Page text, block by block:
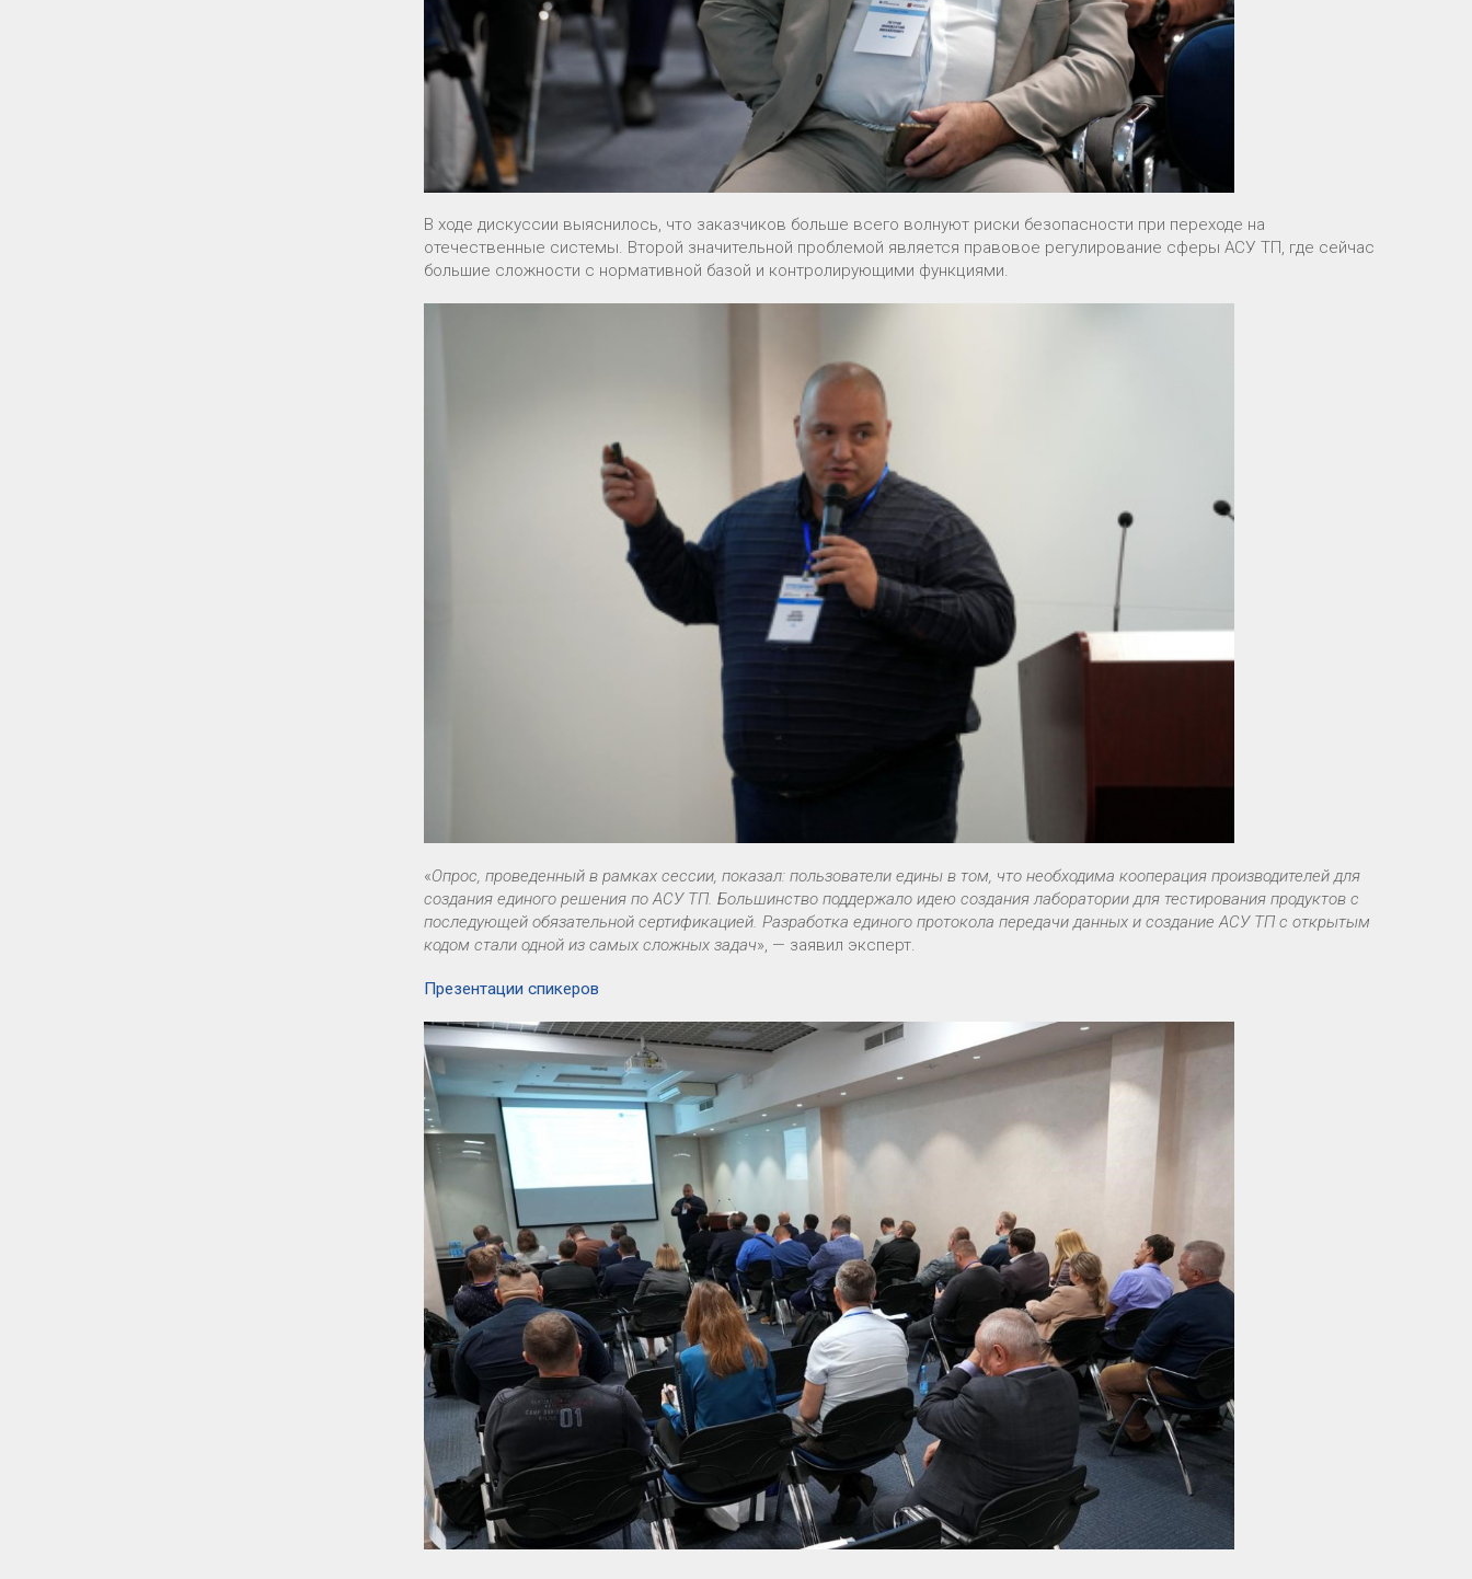
В ходе дискуссии выяснилось, что заказчиков больше всего волнуют риски безопасности при переходе на
отечественные системы. Второй значительной проблемой является правовое регулирование сферы АСУ ТП, где сейчас
большие сложности с нормативной базой и контролирующими функциями.
«Опрос, проведенный в рамках сессии, показал: пользователи едины в том, что необходима кооперация производителей для
создания единого решения по АСУ ТП. Большинство поддержало идею создания лаборатории для тестирования продуктов с
последующей обязательной сертификацией. Разработка единого протокола передачи данных и создание АСУ ТП с открытым
кодом стали одной из самых сложных задач», — заявил эксперт.
Презентации спикеров